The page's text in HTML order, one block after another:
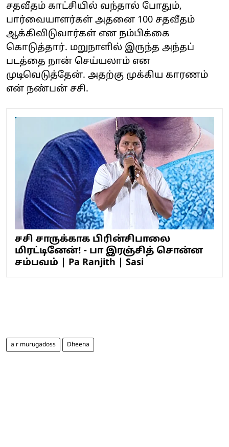
சதவீதம் காட்சியில் வந்தால் போதும்,
பார்வையாளர்கள் அதனை 100 சதவீதம்
ஆக்கிவிடுவார்கள் என நம்பிக்கை
கொடுத்தார். மறுநாளில் இருந்த அந்தப்
படத்தை நான் செய்யலாம் என
முடிவெடுத்தேன். அதற்கு முக்கிய காரணம்
என் நண்பன் சசி.
சசி சாருக்காக பிரின்சிபாலை
மிரட்டினேன்! - பா இரஞ்சித் சொன்ன
சம்பவம் | Pa Ranjith | Sasi
a r murugadoss Dheena